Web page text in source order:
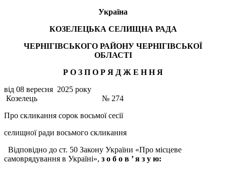
Україна
КОЗЕЛЕЦЬКА СЕЛИЩНА РАДА
ЧЕРНІГІВСЬКОГО РАЙОНУ ЧЕРНІГІВСЬКОЇ
ОБЛАСТІ
Р О З П О Р Я Д Ж Е ННЯ
від 08 вересня 2025 року
Козелець № 274
Про скликання сорок восьмої сесії
селищної ради восьмого скликання
Відповідно до ст. 50 Закону України «Про місцеве
самоврядування в Україні», з о б о в ’я з у ю: